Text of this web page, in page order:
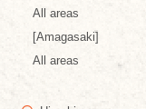
All areas
[Amagasaki]
All areas